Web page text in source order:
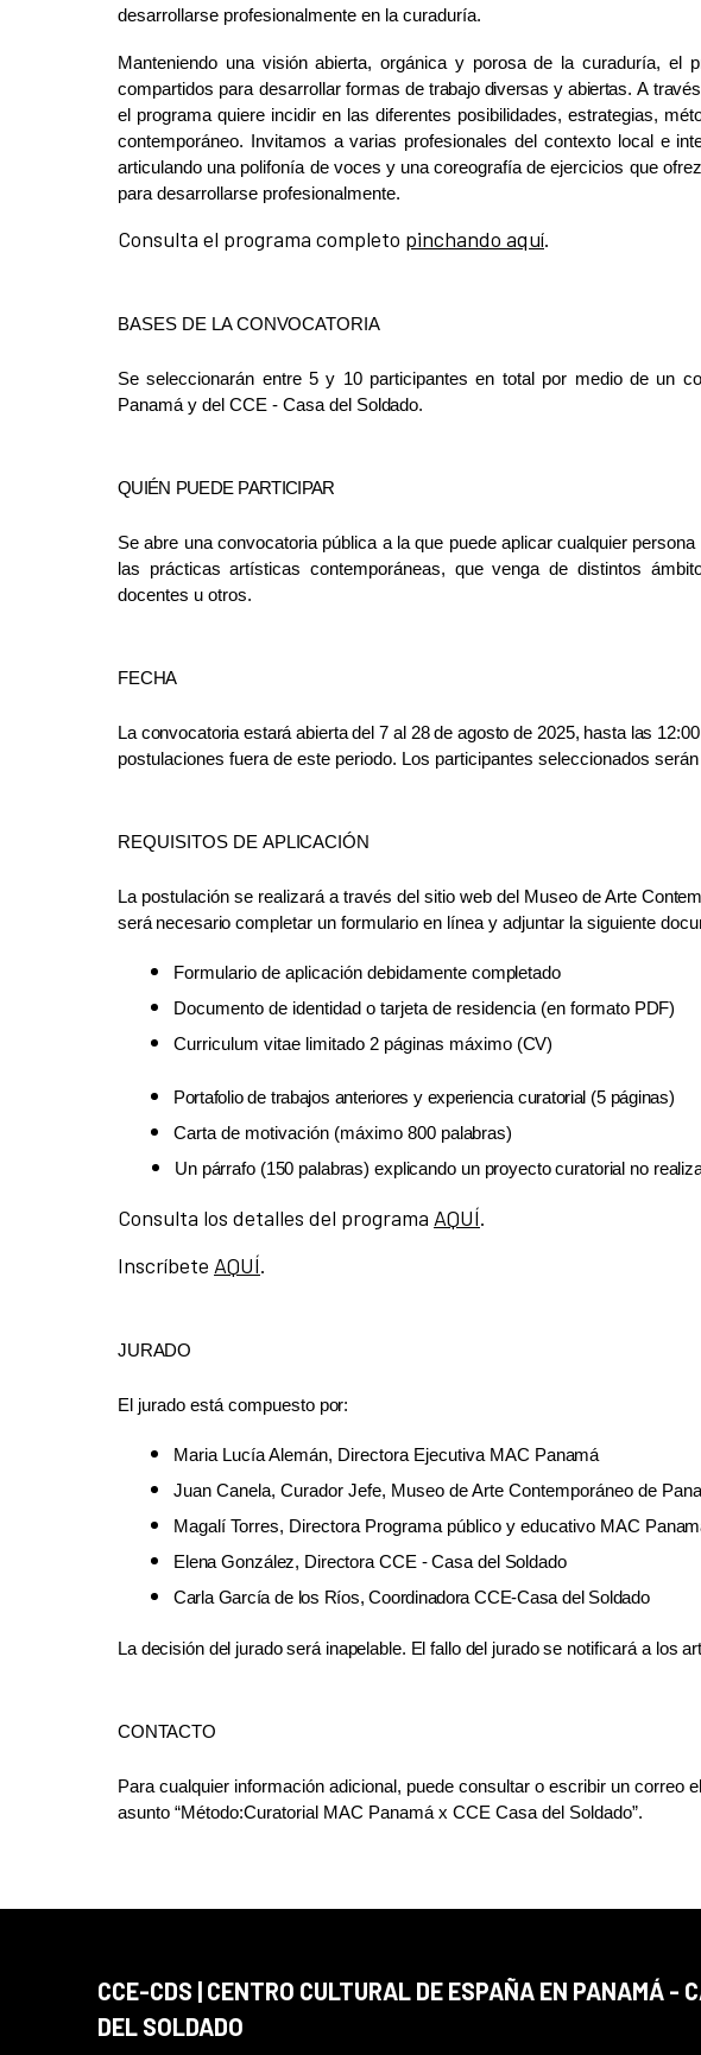
desarrollarse profesionalmente en la curaduría.
Manteniendo una visión abierta, orgánica y porosa de la curaduría, el
compartidos para desarrollar formasde trabajo diversas y abiertas. A través
el programa quiere incidir en las diferentes posibilidades, estrategias,
contemporáneo. Invitamos a varias profesionales del contexto local e
articulando una polifonía de voces y una coreografía de ejercicios que
para desarrollarse profesionalmente.
Consulta el programa completo pinchando aquí.
BASES DE LACONVOCATORIA
Se seleccionarán entre 5 y 10 participantes en total por medio de un
Panamá y del CCE - Casa del Soldado.
QUIÉN PUEDE PARTICIPAR
Se abre una convocatoria pública a la que puede aplicar cualquier
las prácticas artísticas contemporáneas, que venga de distintos
docentes u otros.
FECHA
La convocatoria estará abierta del 7 al 28 de agosto de 2025, hasta las 12:00
postulaciones fuera de este periodo. Los participantes seleccionados
REQUISITOS DE APLICACIÓN
La postulación se realizará a través del sitio web del Museo de Arte
será necesariocompletar un formulario en línea y adjuntar la siguiente
Formulario de aplicación debidamente completado
Documento de identidad o tarjeta de residencia (en formato PDF)
Curriculum vitae limitado 2 páginas máximo (CV)
Portafolio de trabajos anteriores y experiencia curatorial (5 páginas)
Carta de motivación (máximo 800 palabras)
Un párrafo (150 palabras) explicando un proyecto curatorial no
Consulta los detalles del programa AQUÍ.
Inscríbete AQUÍ.
JURADO
El jurado está compuesto por:
Maria Lucía Alemán, Directora Ejecutiva MAC Panamá
Juan Canela, Curador Jefe, Museo de Arte Contemporáneo de
Magalí Torres, Directora Programa público y educativo MAC
Elena González, Directora CCE - Casa del Soldado
Carla García de los Ríos, Coordinadora CCE-Casa del Soldado
La decisión del jurado será inapelable. El fallo del jurado se notiﬁcará a los
CONTACTO
Para cualquier información adicional, puede consultar o escribir un correo
asunto “Método:Curatorial MAC Panamá x CCE Casa del Soldado”.
CCE-CDS | CENTRO CULTURAL DE ESPAÑA EN PANAMÁ -
DEL SOLDADO